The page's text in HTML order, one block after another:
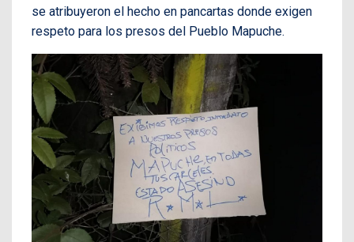
se atribuyeron el hecho en pancartas donde exigen
respeto para los presos del Pueblo Mapuche.